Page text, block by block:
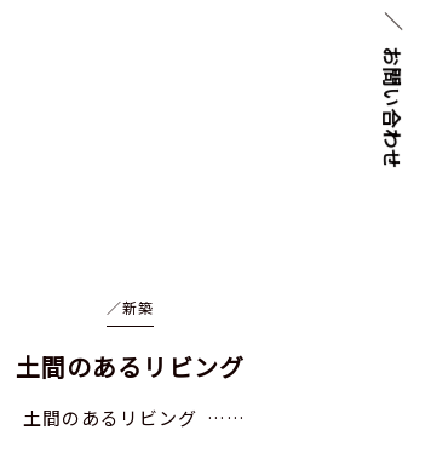
お問い
合わせ
／新築
土間のあるリビング
土間のあるリビング ……